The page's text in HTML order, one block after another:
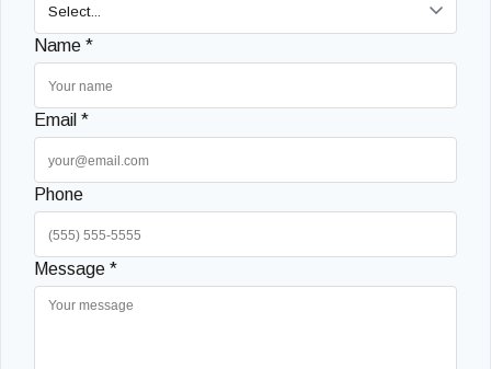
Name *
Email *
Phone
Message *